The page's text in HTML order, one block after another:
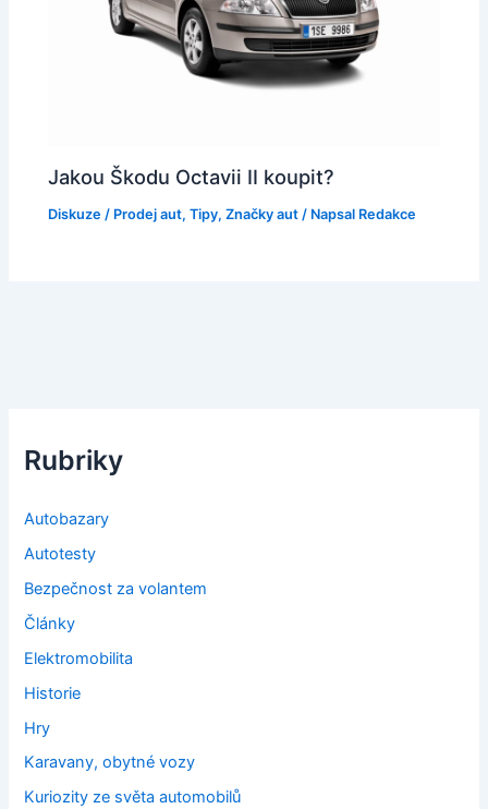
Jakou Škodu Octavii II koupit?
Diskuze / Prodej aut,Tipy,Značky aut / Napsal Redakce
Rubriky
Autobazary
Autotesty
Bezpečnost za volantem
Články
Elektromobilita
Historie
Hry
Karavany, obytné vozy
Kuriozity ze světa automobilů